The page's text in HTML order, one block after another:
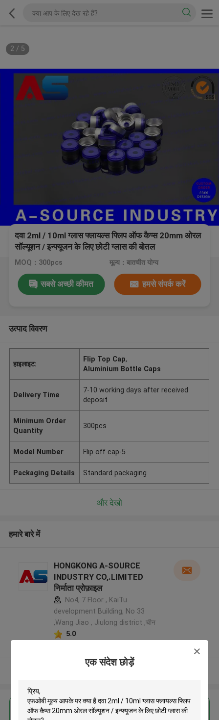
एक संदेश छोड़ें
2/ 5
दवा 2ml / 10ml ग्लास फ्लायल्स फ्लिप ऑफ कैप्स 20mm ओरल
सॉल्यूशन / इन्फ्यूजन के लिए छोटी ग्लास की बोतल
MOQ：300pcs मूल्य：बातचीत योग्य
सबसे अच्छी कीमत हमसे संपर्क करें
उत्पाद विवरण
हाइलाइट:
Flip Top Cap,
Aluminium Bottle Caps
Delivery Time
7-10 working days after received
deposit
Minimum Order
Quantity
300pcs
Model Number Flip off cap-5
Packaging Details Standard packaging
और देखो
हमारे बारे में
HONGKONG A-SOURCE
INDUSTRY CO,.LIMITED
निर्माता प्रोफ़ाइल
No4, 7 Floor , KaiTu
development Building, No 33
,Wang Jiao , Jiulong district ,चीन
5.0
सबसे उत्तम प्रतिदान प्राप्त करें